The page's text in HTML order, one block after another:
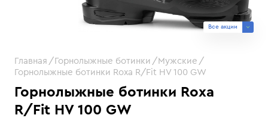
Горнолыжные ботинки Roxa
R/Fit HV 100 GW
Все акции
Главная Горнолыжные ботинки
Мужские
Горнолыжные ботинки Roxa R/Fit HV 100 GW